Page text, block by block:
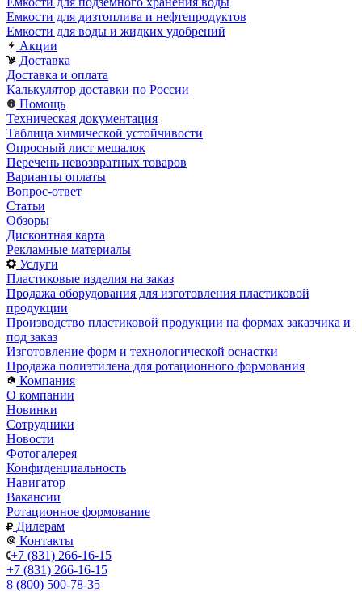
Емкости для дизтоплива и нефтепродуктов
Емкости для воды и жидких удобрений
Акции
Доставка
Доставка и оплата
Калькулятор доставки по России
Помощь
Техническая документация
Таблица химической устойчивости
Опросный лист мешалок
Перечень невозвратных товаров
Варианты оплаты
Вопрос-ответ
Статьи
Обзоры
Дисконтная карта
Рекламные материалы
Услуги
Пластиковые изделия на заказ
Продажа оборудования для изготовления пластиковой
продукции
Производство пластиковой продукции на формах заказчика и
под заказ
Изготовление форм и технологической оснастки
Продажа полиэтилена для ротационного формования
Компания
О компании
Новинки
Сотрудники
Новости
Фотогалерея
Конфиденциальность
Навигатор
Вакансии
Ротационное формование
Дилерам
Контакты
+7 (831) 266-16-15
+7 (831) 266-16-15
8 (800) 500-78-35